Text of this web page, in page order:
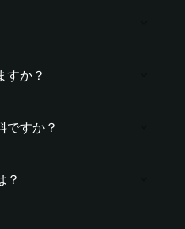
すか？
ですか？
？